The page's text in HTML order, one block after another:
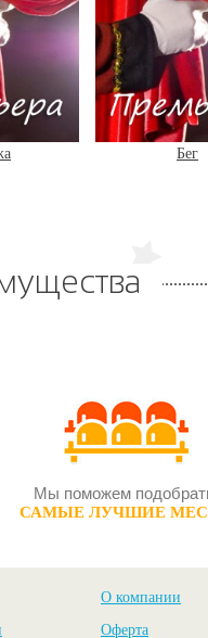
Бег
Мы поможем
САМЫЕ ЛУЧШИЕ
О компании
Оферта